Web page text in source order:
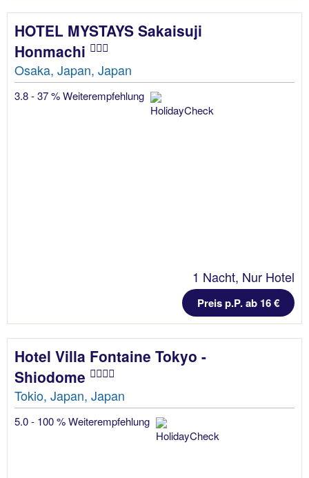
HOTEL MYSTAYS Sakaisuji
Honmachi
Osaka, Japan, Japan
3.8 - 37 % Weiterempfehlung
1 Nacht, Nur Hotel
Preis p.P. ab 16 €
Hotel Villa Fontaine Tokyo -
Shiodome
Tokio, Japan, Japan
5.0 - 100 % Weiterempfehlung